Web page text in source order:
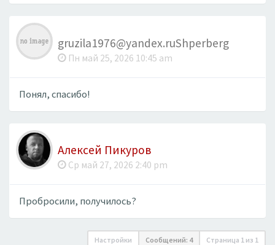
gruzila1976@yandex.ruShperberg
Пн май 25, 2026 10:45 am
Понял, спасибо!
Алексей Пикуров
Ср май 27, 2026 2:40 pm
Пробросили, получилось?
Настройки Сообщений: 4 Страница 1 из 1